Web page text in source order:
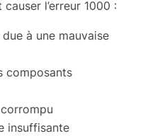
l’erreur 1000 :
à une mauvaise
composants
insuffisante